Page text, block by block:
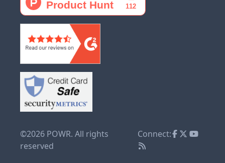
©2026 POWR. All rights
reserved
Connect: